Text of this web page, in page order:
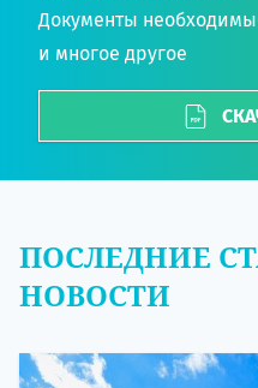
Документы
и многое другое
ПОСЛЕДНИЕ
НОВОСТИ